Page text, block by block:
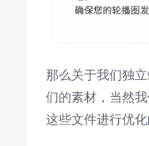
那么关于我们独
们的素材，当然
这些文件进行优